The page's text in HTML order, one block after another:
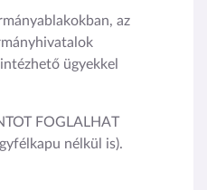
az
ügyekkel
FOGLALHAT
nélkül is).